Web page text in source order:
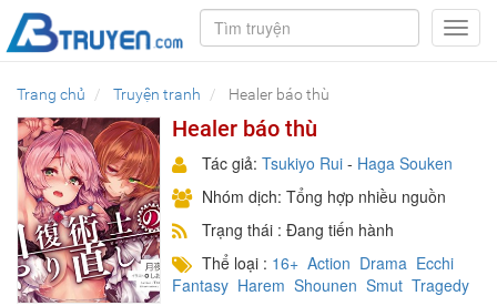
Trang chủ Truyện tranh Healer báo thù
Healer báo thù
Tác giả: Tsukiyo Rui - Haga Souken
Nhóm dịch: Tổng hợp nhiều nguồn
Trạng thái : Đang tiến hành
Thể loại : 16+ Action Drama Ecchi
Fantasy Harem Shounen Smut Tragedy